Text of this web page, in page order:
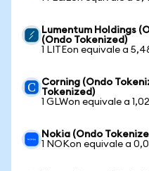
Lumentum Holdings
(Ondo Tokenized)
1 LITEon equivale a
Corning (Ondo
Tokenized)
1 GLWon equivale a
Nokia (Ondo
1 NOKon equivale a